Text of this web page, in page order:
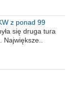
z ponad 99
się druga tura
Największe..